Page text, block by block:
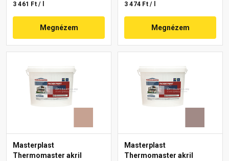
3 461 Ft / l
Megnézem
3 474 Ft / l
Megnézem
Masterplast
Thermomaster akril
Masterplast
Thermomaster akril